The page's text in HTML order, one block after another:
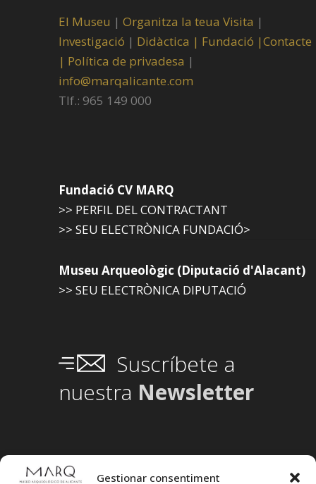
Gestionar consentiment
El Museu | Organitza la teua Visita |
Investigació | Didàctica | Fundació |Contacte
| Política de privadesa |
info@marqalicante.com
Tlf.: 965 149 000
Fundació CV MARQ
>> PERFIL DEL CONTRACTANT
>> SEU ELECTRÒNICA FUNDACIÓ>
Museu Arqueològic (Diputació d'Alacant)
>> SEU ELECTRÒNICA DIPUTACIÓ
Suscríbete a
nuestra Newsletter